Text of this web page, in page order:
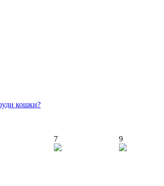
кошки?
7 9